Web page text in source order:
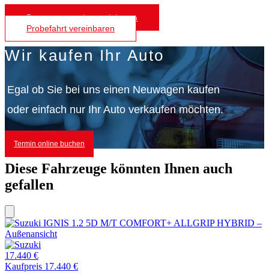
Beratungstermin vereinbaren
Probefahrt vereinbaren
Wir kaufen Ihr Auto
Egal ob Sie bei uns einen Neuwagen kaufen
oder einfach nur Ihr Auto verkaufen möchten.
Termin online buchen
Diese Fahrzeuge könnten Ihnen auch
gefallen
17.440 €
Kaufpreis 17.440 €